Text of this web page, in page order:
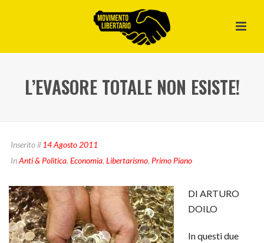
L’EVASORE TOTALE NON ESISTE!
Inserito il 14 Agosto 2011
InAnti & Politica, Economia, Libertarismo, Primo Piano
DI ARTURO
DOILO
In questi due